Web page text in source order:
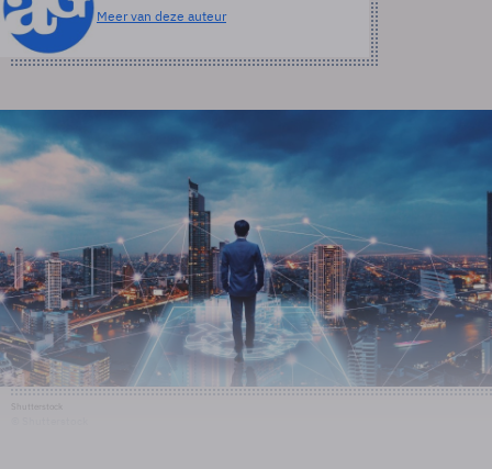
Meer van deze auteur